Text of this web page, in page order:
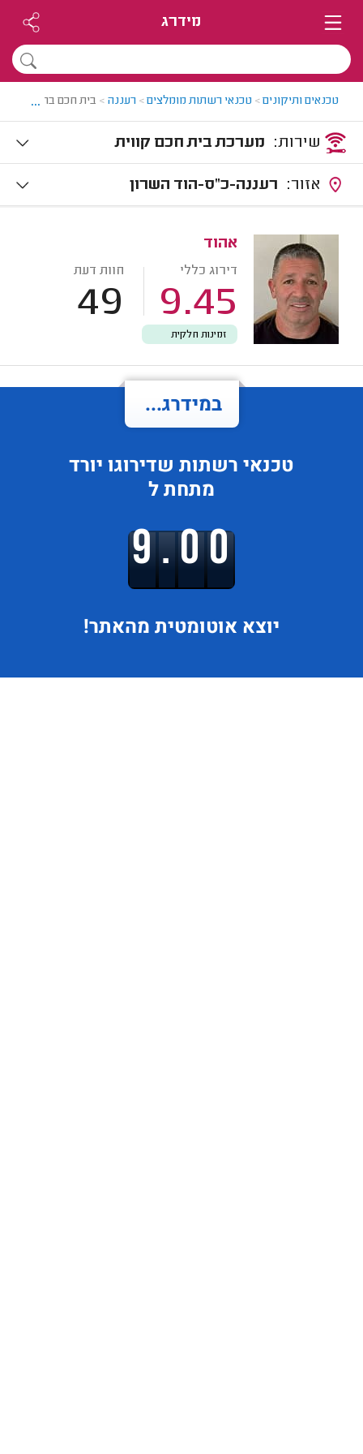
מידרג
טכנאים ותיקונים> טכנאי רשתות מומלצים> רעננה > בית חכם ברעננה
...
מערכת בית חכם קווית
רעננה-כ"ס-הוד השרון
אהוד
דירוג כללי
9.45
חוות דעת
49
זמינות חלקית
במידרג...
טכנאי רשתות שדירוגו יורד
מתחת ל
9.00
יוצא אוטומטית מהאתר!